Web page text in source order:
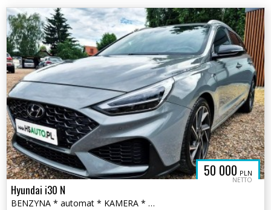
50 000 PLN
NETTO
Hyundai i30 N
BENZYNA * automat * KAMERA * NLine * alcantara * FULL * hybryda